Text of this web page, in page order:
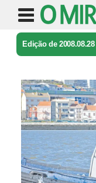
Edição de 2008.08.28